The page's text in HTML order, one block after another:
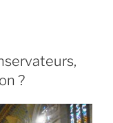
?